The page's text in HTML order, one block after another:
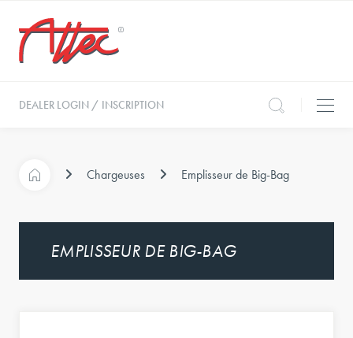
DEALER LOGIN / INSCRIPTION
Chargeuses Emplisseur de Big-Bag
EMPLISSEUR DE BIG-BAG